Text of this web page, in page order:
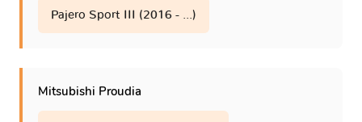
Pajero Sport III (2016 - ...)
Mitsubishi Proudia